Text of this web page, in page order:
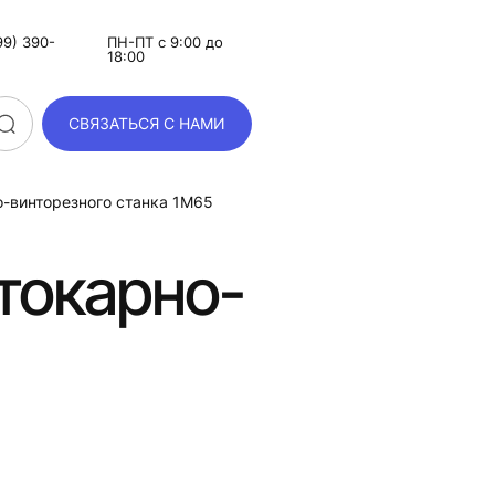
390-
ПН-ПТ с 9:00 до
18:00
СВЯЗАТЬСЯ С НАМИ
винторезного станка 1М65